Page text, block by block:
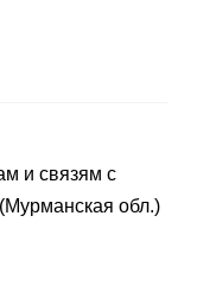
и связям с
обл.)